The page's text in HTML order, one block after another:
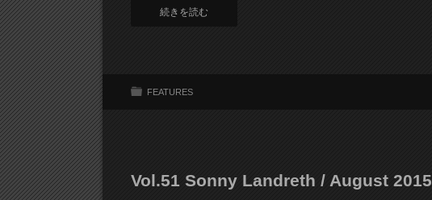
続きを読む
FEATURES
Vol.51 Sonny Landreth / August 2015